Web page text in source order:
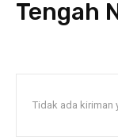
Tengah
Tidak ada kiriman